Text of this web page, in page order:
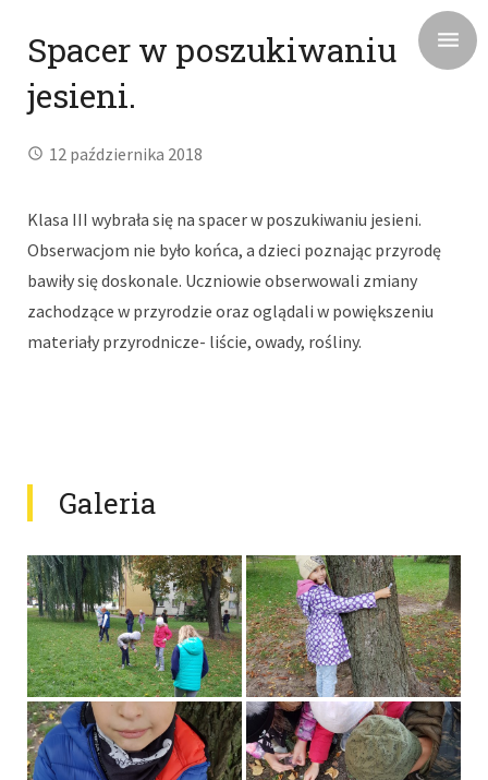
Spacer w poszukiwaniu
jesieni.
12 października 2018
Klasa III wybrała się na spacer w poszukiwaniu jesieni.
Obserwacjom nie było końca, a dzieci poznając przyrodę
bawiły się doskonale. Uczniowie obserwowali zmiany
zachodzące w przyrodzie oraz oglądali w powiększeniu
materiały przyrodnicze- liście, owady, rośliny.
Galeria